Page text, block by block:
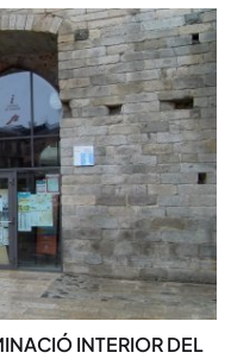
INTERIOR DEL